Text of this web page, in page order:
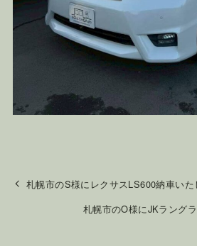
札幌市のS様にレクサスLS600納車いた
札幌市のO様にJKラング